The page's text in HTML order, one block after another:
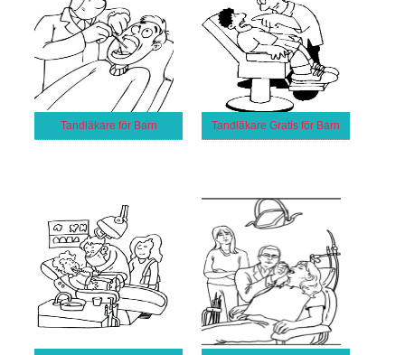
Tandläkare för Barn Tandläkare Gratis för Barn